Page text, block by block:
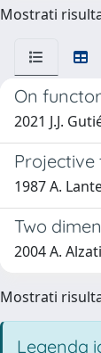
Mostrati
On
2021 J.J.
Projective
1987 A.
Two
2004 A.
Mostrati
Legenda